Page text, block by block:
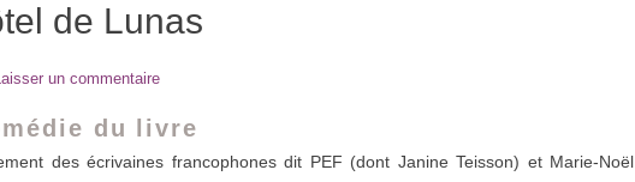
de Lunas
un commentaire
du livre
des écrivaines francophones dit PEF (dont Janine Teisson) et Marie-Noël